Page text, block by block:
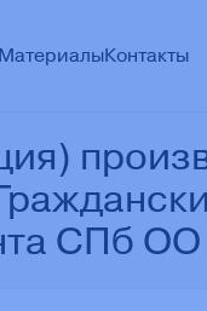
МатериалыКонтакты
СПб